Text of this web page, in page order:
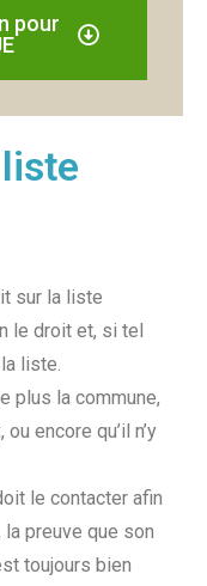
pour
sur la liste
le droit et, si tel
liste.
plus la commune,
encore qu’il n’y
le contacter afin
preuve que son
toujours bien